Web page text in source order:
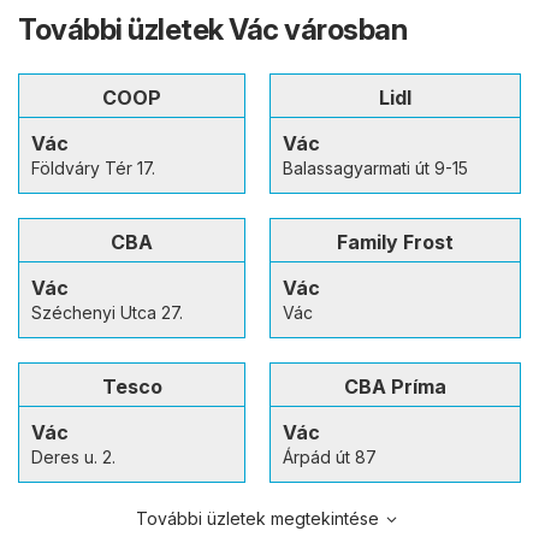
További üzletek Vác városban
COOP
Vác
Földváry Tér 17.
Lidl
Vác
Balassagyarmati út 9-15
CBA
Vác
Széchenyi Utca 27.
Family Frost
Vác
Vác
Tesco
Vác
Deres u. 2.
CBA Príma
Vác
Árpád út 87
További üzletek megtekintése